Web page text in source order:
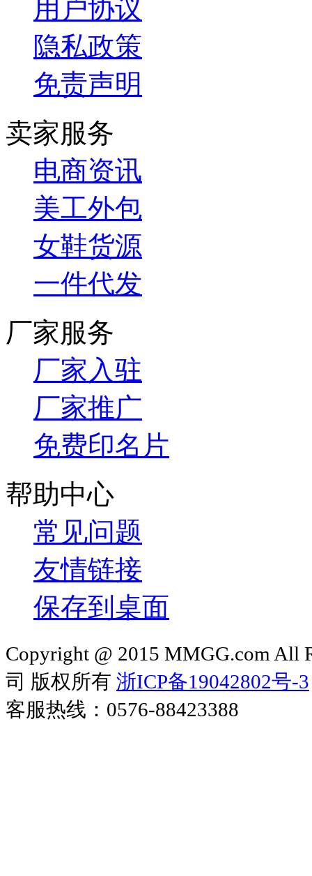
用户协议
隐私政策
免责声明
卖家服务
电商资讯
美工外包
女鞋货源
一件代发
厂家服务
厂家入驻
厂家推广
免费印名片
帮助中心
常见问题
友情链接
保存到桌面
Copyright @ 2015 MMGG.com All
司 版权所有 浙ICP备19042802号-3
客服热线：0576-88423388